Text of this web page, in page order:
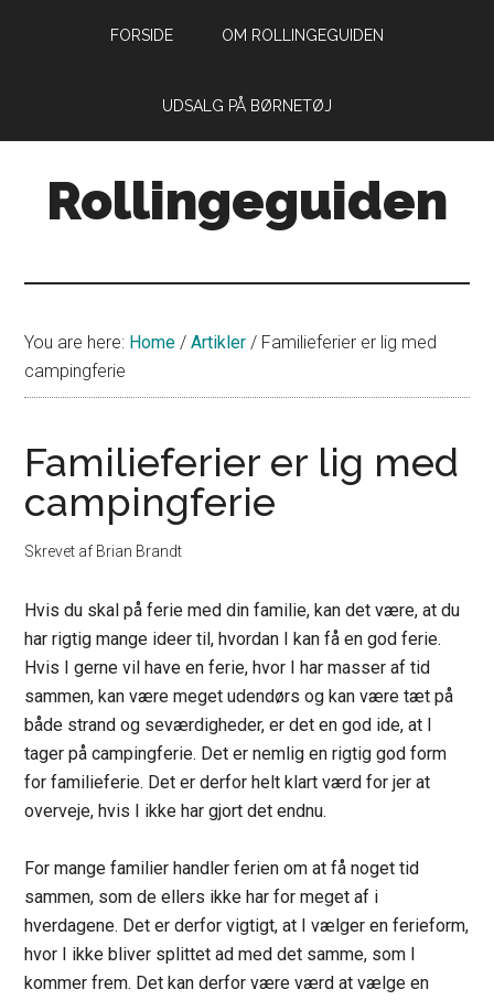
FORSIDE OM ROLLINGEGUIDEN
UDSALG PÅ BØRNETØJ
Rollingeguiden
som
forældre
rollinger
You are here: Home / Artikler / Familieferier er lig med
campingferie
Familieferier er lig med
campingferie
Skrevet af Brian Brandt
Hvis du skal på ferie med din familie, kan det være, at du
har rigtig mange ideer til, hvordan I kan få en god ferie.
Hvis I gerne vil have en ferie, hvor I har masser af tid
sammen, kan være meget udendørs og kan være tæt på
både strand og seværdigheder, er det en god ide, at I
tager på campingferie. Det er nemlig en rigtig god form
for familieferie. Det er derfor helt klart værd for jer at
overveje, hvis I ikke har gjort det endnu.
For mange familier handler ferien om at få noget tid
sammen, som de ellers ikke har for meget af i
hverdagene. Det er derfor vigtigt, at I vælger en ferieform,
hvor I ikke bliver splittet ad med det samme, som I
kommer frem. Det kan derfor være værd at vælge en